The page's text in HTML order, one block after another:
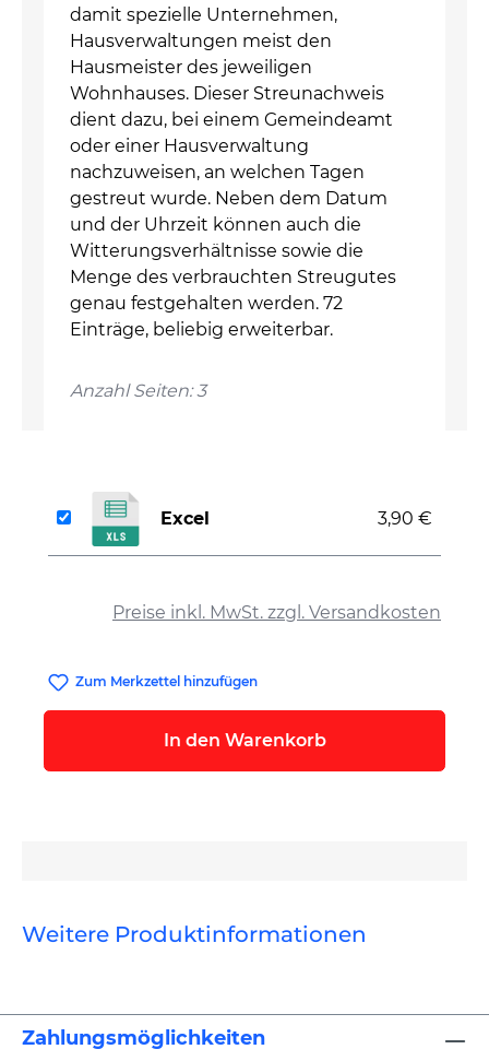
damit spezielle Unternehmen,
Hausverwaltungen meist den
Hausmeister des jeweiligen
Wohnhauses. Dieser Streunachweis
dient dazu, bei einem Gemeindeamt
oder einer Hausverwaltung
nachzuweisen, an welchen Tagen
gestreut wurde. Neben dem Datum
und der Uhrzeit können auch die
Witterungsverhältnisse sowie die
Menge des verbrauchten Streugutes
genau festgehalten werden. 72
Einträge, beliebig erweiterbar.
Anzahl Seiten: 3
Preise inkl. MwSt. zzgl. Versandkosten
Excel 3,90 €
Zum Merkzettel hinzufügen
In den Warenkorb
Weitere Produktinformationen
Zahlungsmöglichkeiten